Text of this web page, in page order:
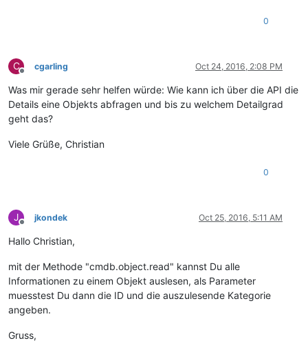
0
C
Offline
cgarling Oct 24, 2016, 2:08 PM
Was mir gerade sehr helfen würde: Wie kann ich über die API die
Details eine Objekts abfragen und bis zu welchem Detailgrad
geht das?
Viele Grüße, Christian
0
J
Offline
jkondek Oct 25, 2016, 5:11 AM
Hallo Christian,
mit der Methode "cmdb.object.read" kannst Du alle
Informationen zu einem Objekt auslesen, als Parameter
muesstest Du dann die ID und die auszulesende Kategorie
angeben.
Gruss,